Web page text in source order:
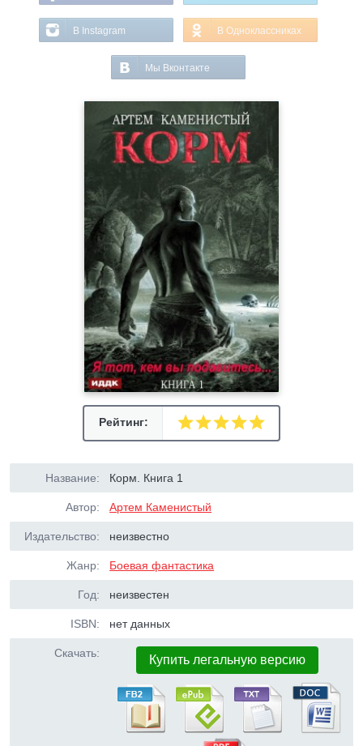
В Instagram В Одноклассниках
Мы Вконтакте
Рейтинг:
Название: Корм. Книга 1
Автор: Артем Каменистый
Издательство: неизвестно
Жанр: Боевая фантастика
Год: неизвестен
ISBN: нет данных
Скачать: Купить легальную версию